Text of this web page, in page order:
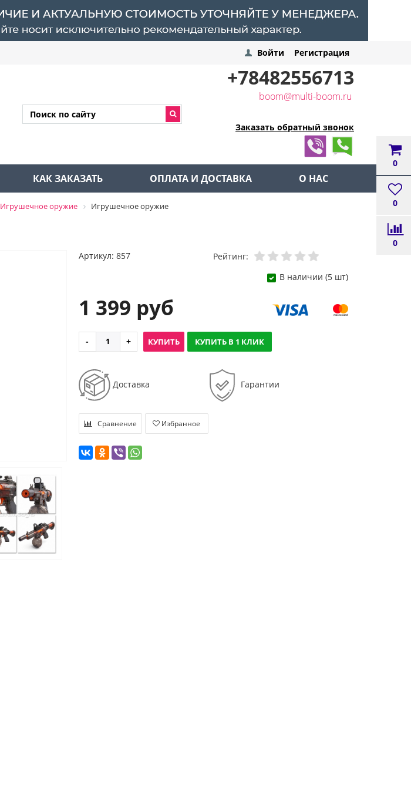
0
0
0
Войти Регистрация
+78482556713
boom@multi-boom.ru
Заказать обратный звонок
КАК ЗАКАЗАТЬ ОПЛАТА И ДОСТАВКА О НАС
Игрушечное оружие Игрушечное оружие
Артикул: 857
Рейтинг:
В наличии (5 шт)
1 399 руб
КУПИТЬ КУПИТЬ В 1 КЛИК
Доставка Гарантии
Сравнение Избранное